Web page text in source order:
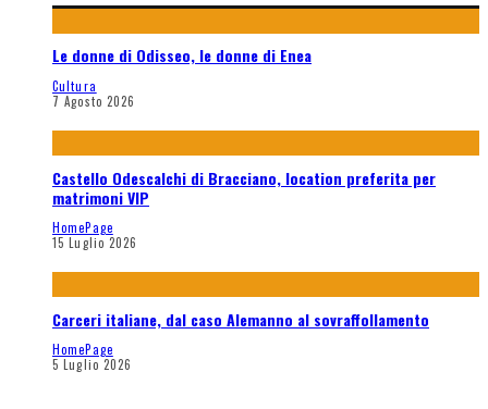
Le donne di Odisseo, le donne di Enea
Cultura
7 Agosto 2026
Castello Odescalchi di Bracciano, location preferita per
matrimoni VIP
HomePage
15 Luglio 2026
Carceri italiane, dal caso Alemanno al sovraffollamento
HomePage
5 Luglio 2026